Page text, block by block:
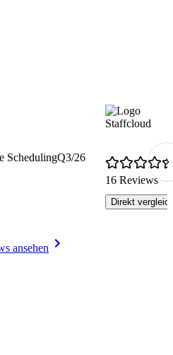
SchedulingQ3/26
ansehen
Staffcloud
16 Reviews
Direkt